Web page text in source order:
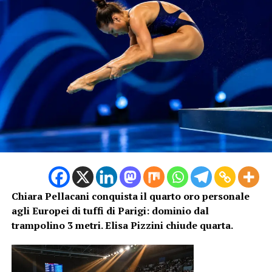
PerChiara Pellacaniil successo di Parigi rappresenta
un risultato speciale:l’azzurraraggiunge quota cinque
medaglie d’oro agli Europei, entrando sempre più nella
storia dei tuffi italiani. La romana, già protagonista nelle
competizioni internazionali con numerosi podi e titoli,
continua a migliorare il proprio palmarès
confermandosi una delle atlete più complete del
panorama mondiale. Negli anni Pellacani ha conquistato
importanti risultati sia nelle gare individuali sia nelle
prove sincronizzate, diventando un punto di
Chiara Pellacani conquista il quarto oro personale
agli Europei di tuffi di Parigi: dominio dal
trampolino 3 metri. Elisa Pizzini chiude quarta.